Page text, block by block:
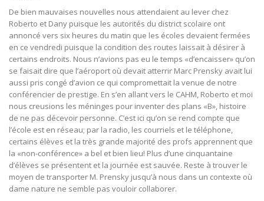
De bien mauvaises nouvelles nous attendaient au lever chez
Roberto et Dany puisque les autorités du district scolaire ont
annoncé vers six heures du matin que les écoles devaient fermées
en ce vendredi puisque la condition des routes laissait à désirer à
certains endroits. Nous n’avions pas eu le temps «d’encaisser» qu’on
se faisait dire que l’aéroport où devait atterrir Marc Prensky avait lui
aussi pris congé d’avion ce qui compromettait la venue de notre
conférencier de prestige. En s’en allant vers le CAHM, Roberto et moi
nous creusions les méninges pour inventer des plans «B», histoire
de ne pas décevoir personne. C’est ici qu’on se rend compte que
l’école est en réseau; par la radio, les courriels et le téléphone,
certains élèves et la très grande majorité des profs apprennent que
la «non-conférence» a bel et bien lieu! Plus d’une cinquantaine
d’élèves se présentent et la journée est sauvée. Reste à trouver le
moyen de transporter M. Prensky jusqu’à nous dans un contexte où
dame nature ne semble pas vouloir collaborer.